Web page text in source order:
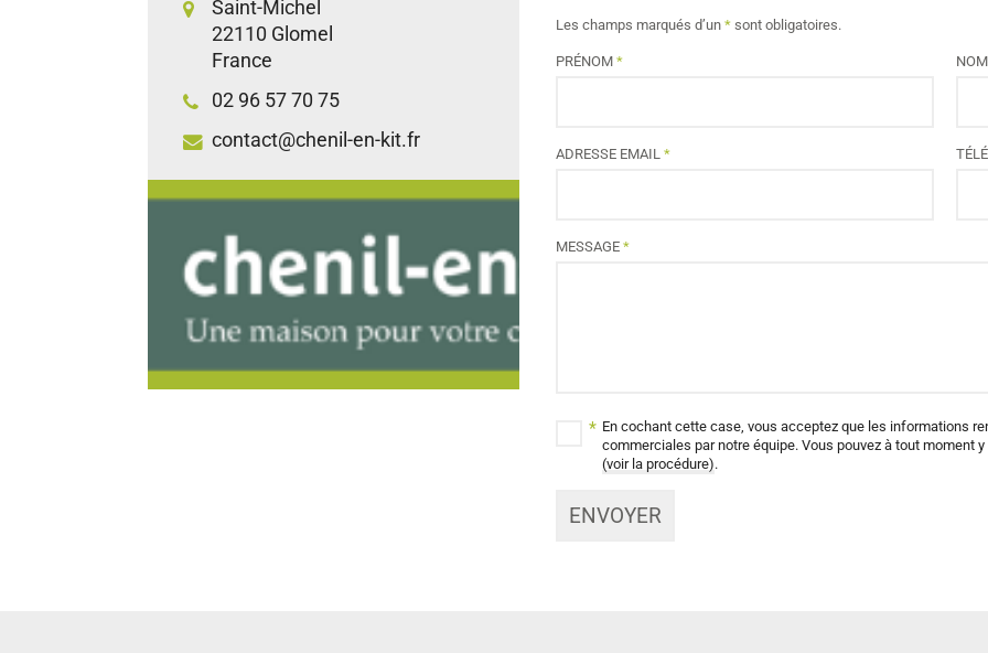
Saint-Michel
22110 Glomel
France
02 96 57 70 75
contact@chenil-en-kit.fr
Les champs marqués d’un *sont obligatoires.
PRÉNOM * NOM
ADRESSE EMAIL *
MESSAGE *
* En cochant cette case, vous acceptez que les informations
commerciales par notre équipe. Vous pouvez à tout moment
(voir la procédure).